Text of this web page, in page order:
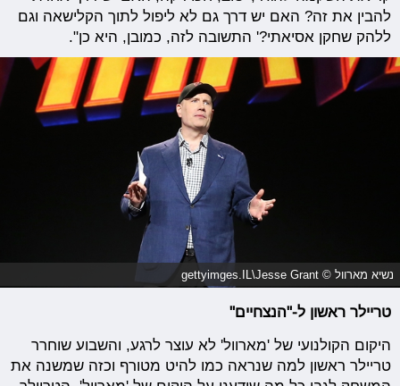
להבין את זה? האם יש דרך גם לא ליפול לתוך הקלישאה וגם
ללהק שחקן אסיאתי?' התשובה לזה, כמובן, היא כן".
נשיא מארוול © gettyimges.IL\Jesse Grant
טריילר ראשון ל-"הנצחיים"
היקום הקולנועי של 'מארוול' לא עוצר לרגע, והשבוע שוחרר
טריילר ראשון למה שנראה כמו להיט מטורף וכזה שמשנה את